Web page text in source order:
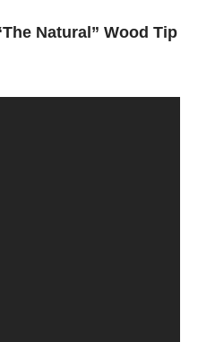
Natural” Wood Tip